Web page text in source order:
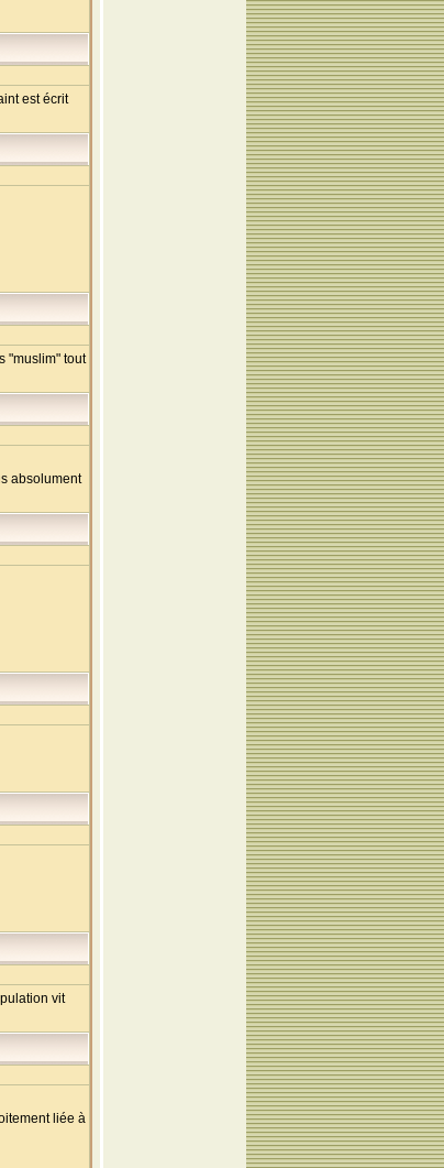
est écrit
"muslim" tout
absolument
vit
liée à